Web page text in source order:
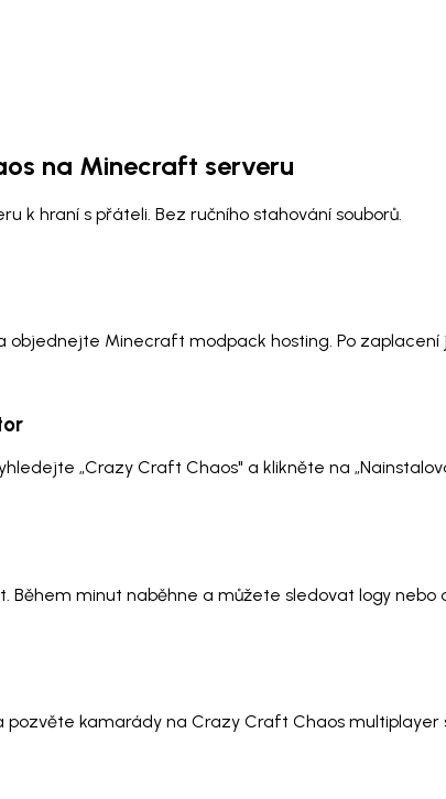
na Minecraft serveru
k hraní s přáteli. Bez ručního stahování souborů.
objednejte Minecraft modpack hosting. Po
„Crazy Craft Chaos" a klikněte na
Během minut naběhne a můžete sledovat logy nebo
kamarády na Crazy Craft Chaos multiplayer